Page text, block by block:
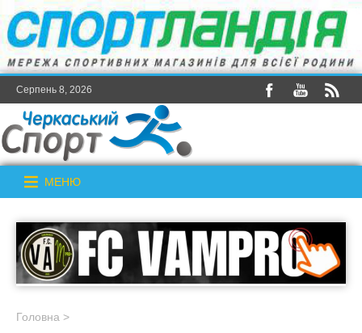
Серпень 8, 2026
МЕНЮ
Головна >